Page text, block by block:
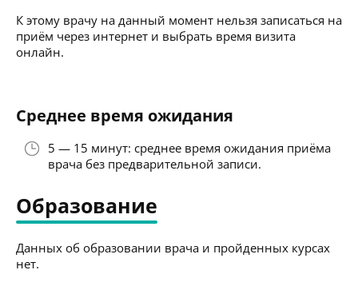
К этому врачу на данный момент нельзя записаться на
приём через интернет и выбрать время визита
онлайн.
Среднее время ожидания
5 — 15 минут: среднее время ожидания приёма
врача без предварительной записи.
Образование
Данных об образовании врача и пройденных курсах
нет.